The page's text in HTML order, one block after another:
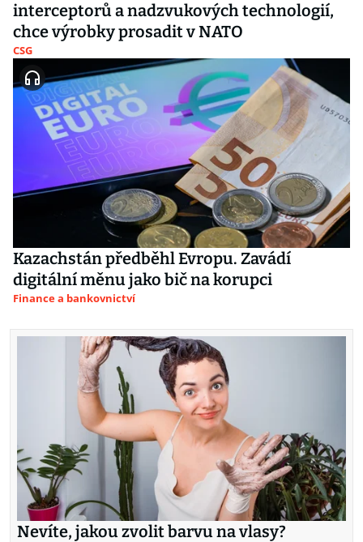
interceptorů a nadzvukových technologií,
chce výrobky prosadit v NATO
CSG
Kazachstán předběhl Evropu. Zavádí
digitální měnu jako bič na korupci
Finance a bankovnictví
Nevíte, jakou zvolit barvu na vlasy?